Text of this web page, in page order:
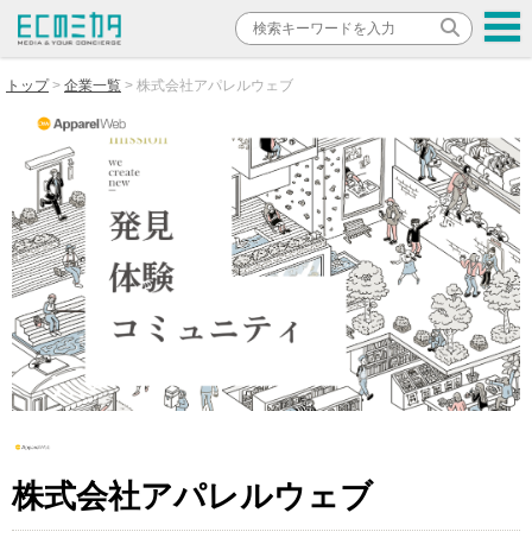
トップ 企業一覧 株式会社アパレルウェブ
株式会社アパレルウェブ